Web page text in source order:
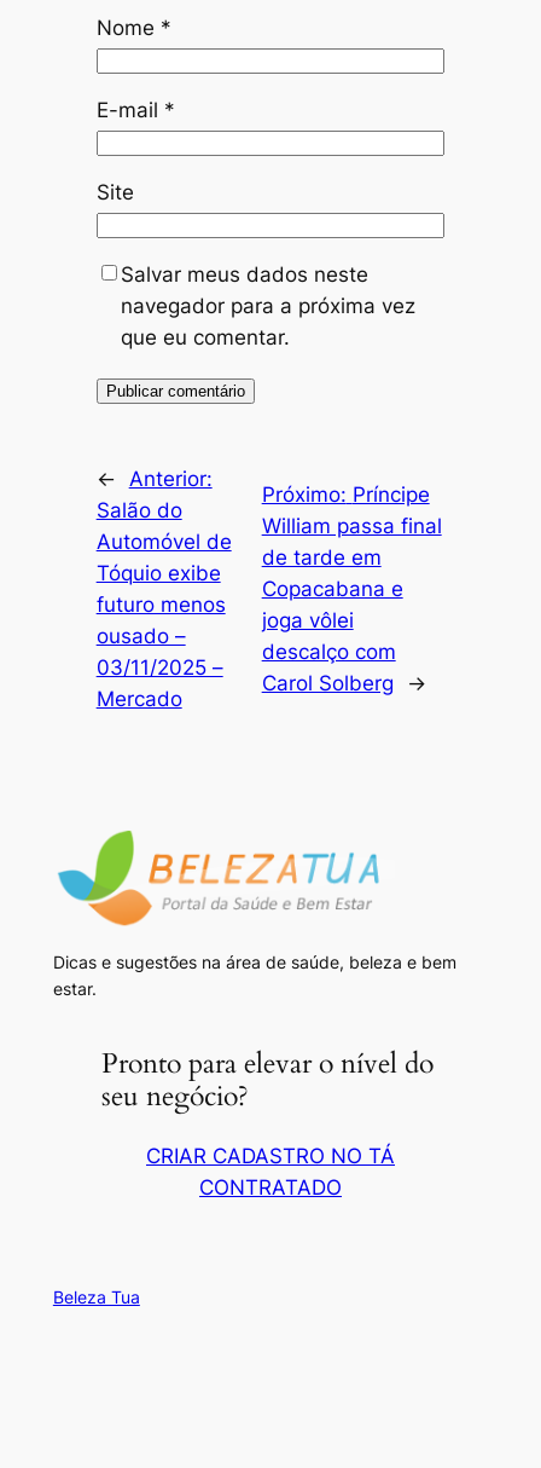
Nome *
E-mail *
Site
Salvar meus dados neste
navegador para a próxima vez
que eu comentar.
← Anterior:
Salão do
Automóvel de
Tóquio exibe
futuro menos
ousado –
03/11/2025 –
Mercado
Próximo: Príncipe
William passa final
de tarde em
Copacabana e
joga vôlei
descalço com
Carol Solberg
→
Dicas e sugestões na área de saúde, beleza e bem
estar.
Pronto para elevar o nível do
seu negócio?
CRIAR CADASTRO NO TÁ
CONTRATADO
Beleza Tua